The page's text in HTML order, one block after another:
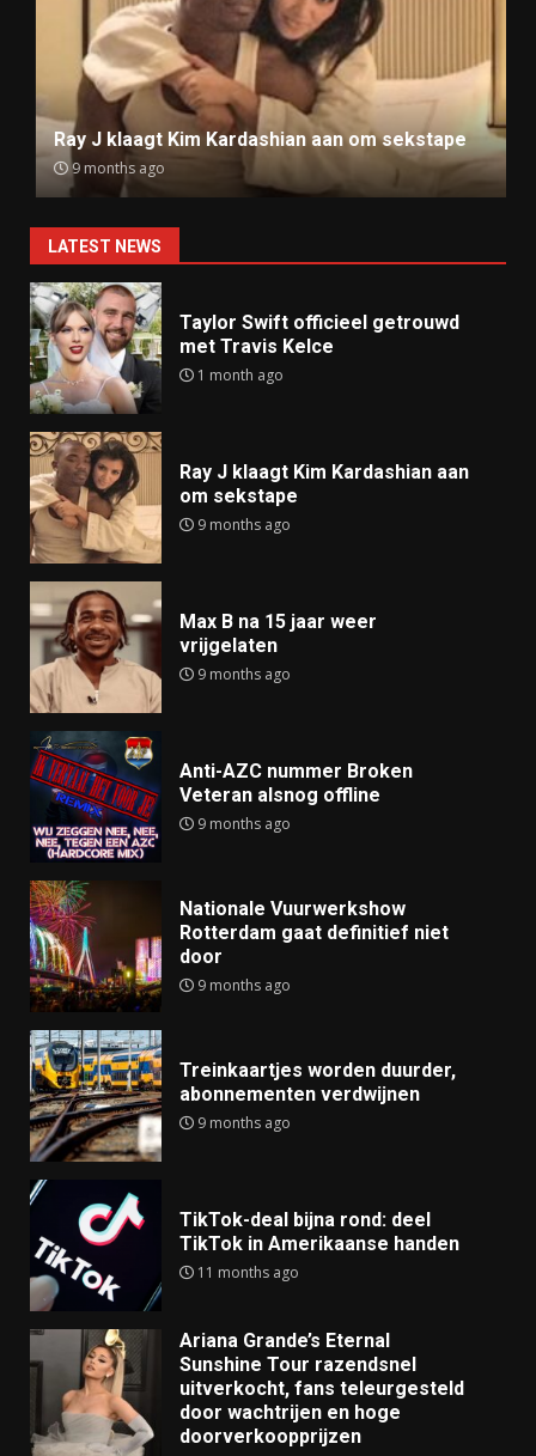
Ray J klaagt Kim Kardashian aan om sekstape
9 months ago
LATEST NEWS
Taylor Swift officieel getrouwd
met Travis Kelce
1 month ago
Ray J klaagt Kim Kardashian aan
om sekstape
9 months ago
Max B na 15 jaar weer
vrijgelaten
9 months ago
Anti-AZC nummer Broken
Veteran alsnog offline
9 months ago
Nationale Vuurwerkshow
Rotterdam gaat definitief niet
door
9 months ago
Treinkaartjes worden duurder,
abonnementen verdwijnen
9 months ago
TikTok-deal bijna rond: deel
TikTok in Amerikaanse handen
11 months ago
Ariana Grande’s Eternal
Sunshine Tour razendsnel
uitverkocht, fans teleurgesteld
door wachtrijen en hoge
doorverkoopprijzen